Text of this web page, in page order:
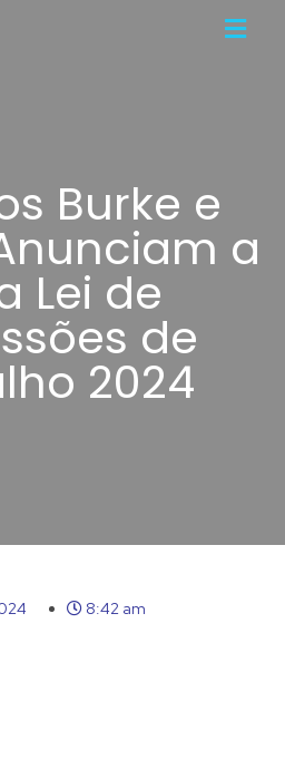
Burke e
a
Lei de
de
2024
8:42 am